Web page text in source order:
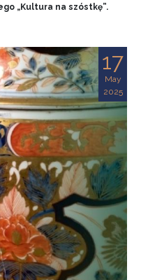
„Kultura na szóstkę”.
17
May
2025